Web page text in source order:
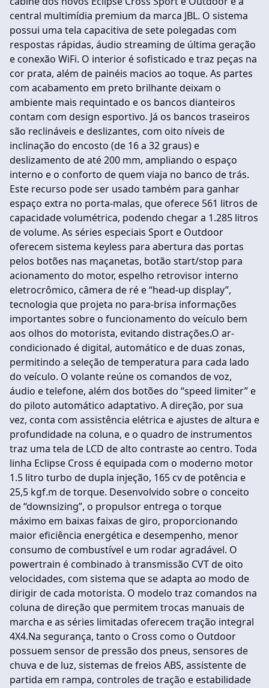
central multimídia premium da marca JBL. O sistema
possui uma tela capacitiva de sete polegadas com
respostas rápidas, áudio streaming de última geração
e conexão WiFi. O interior é sofisticado e traz peças na
cor prata, além de painéis macios ao toque. As partes
com acabamento em preto brilhante deixam o
ambiente mais requintado e os bancos dianteiros
contam com design esportivo. Já os bancos traseiros
são reclináveis e deslizantes, com oito níveis de
inclinação do encosto (de 16 a 32 graus) e
deslizamento de até 200 mm, ampliando o espaço
interno e o conforto de quem viaja no banco de trás.
Este recurso pode ser usado também para ganhar
espaço extra no porta-malas, que oferece 561 litros de
capacidade volumétrica, podendo chegar a 1.285 litros
de volume. As séries especiais Sport e Outdoor
oferecem sistema keyless para abertura das portas
pelos botões nas maçanetas, botão start/stop para
acionamento do motor, espelho retrovisor interno
eletrocrômico, câmera de ré e “head-up display”,
tecnologia que projeta no para-brisa informações
importantes sobre o funcionamento do veículo bem
aos olhos do motorista, evitando distrações.O ar-
condicionado é digital, automático e de duas zonas,
permitindo a seleção de temperatura para cada lado
do veículo. O volante reúne os comandos de voz,
áudio e telefone, além dos botões do “speed limiter” e
do piloto automático adaptativo. A direção, por sua
vez, conta com assistência elétrica e ajustes de altura e
profundidade na coluna, e o quadro de instrumentos
traz uma tela de LCD de alto contraste ao centro. Toda
linha Eclipse Cross é equipada com o moderno motor
1.5 litro turbo de dupla injeção, 165 cv de potência e
25,5 kgf.m de torque. Desenvolvido sobre o conceito
de “downsizing”, o propulsor entrega o torque
máximo em baixas faixas de giro, proporcionando
maior eficiência energética e desempenho, menor
consumo de combustível e um rodar agradável. O
powertrain é combinado à transmissão CVT de oito
velocidades, com sistema que se adapta ao modo de
dirigir de cada motorista. O modelo traz comandos na
coluna de direção que permitem trocas manuais de
marcha e as séries limitadas oferecem tração integral
4X4.Na segurança, tanto o Cross como o Outdoor
possuem sensor de pressão dos pneus, sensores de
chuva e de luz, sistemas de freios ABS, assistente de
partida em rampa, controles de tração e estabilidade